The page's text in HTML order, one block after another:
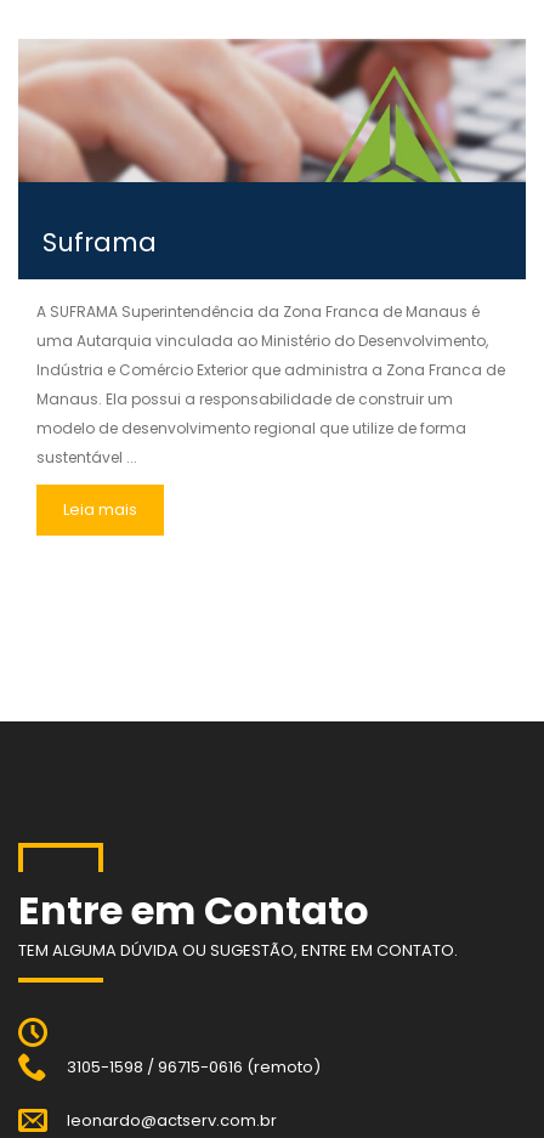
Suframa
A SUFRAMA Superintendência da Zona Franca de Manaus é
uma Autarquia vinculada ao Ministério do Desenvolvimento,
Indústria e Comércio Exterior que administra a Zona Franca de
Manaus. Ela possui a responsabilidade de construir um
modelo de desenvolvimento regional que utilize de forma
sustentável ...
Leia mais
Entre em Contato
TEM ALGUMA DÚVIDA OU SUGESTÃO, ENTRE EM CONTATO.
3105-1598 / 96715-0616 (remoto)
leonardo@actserv.com.br